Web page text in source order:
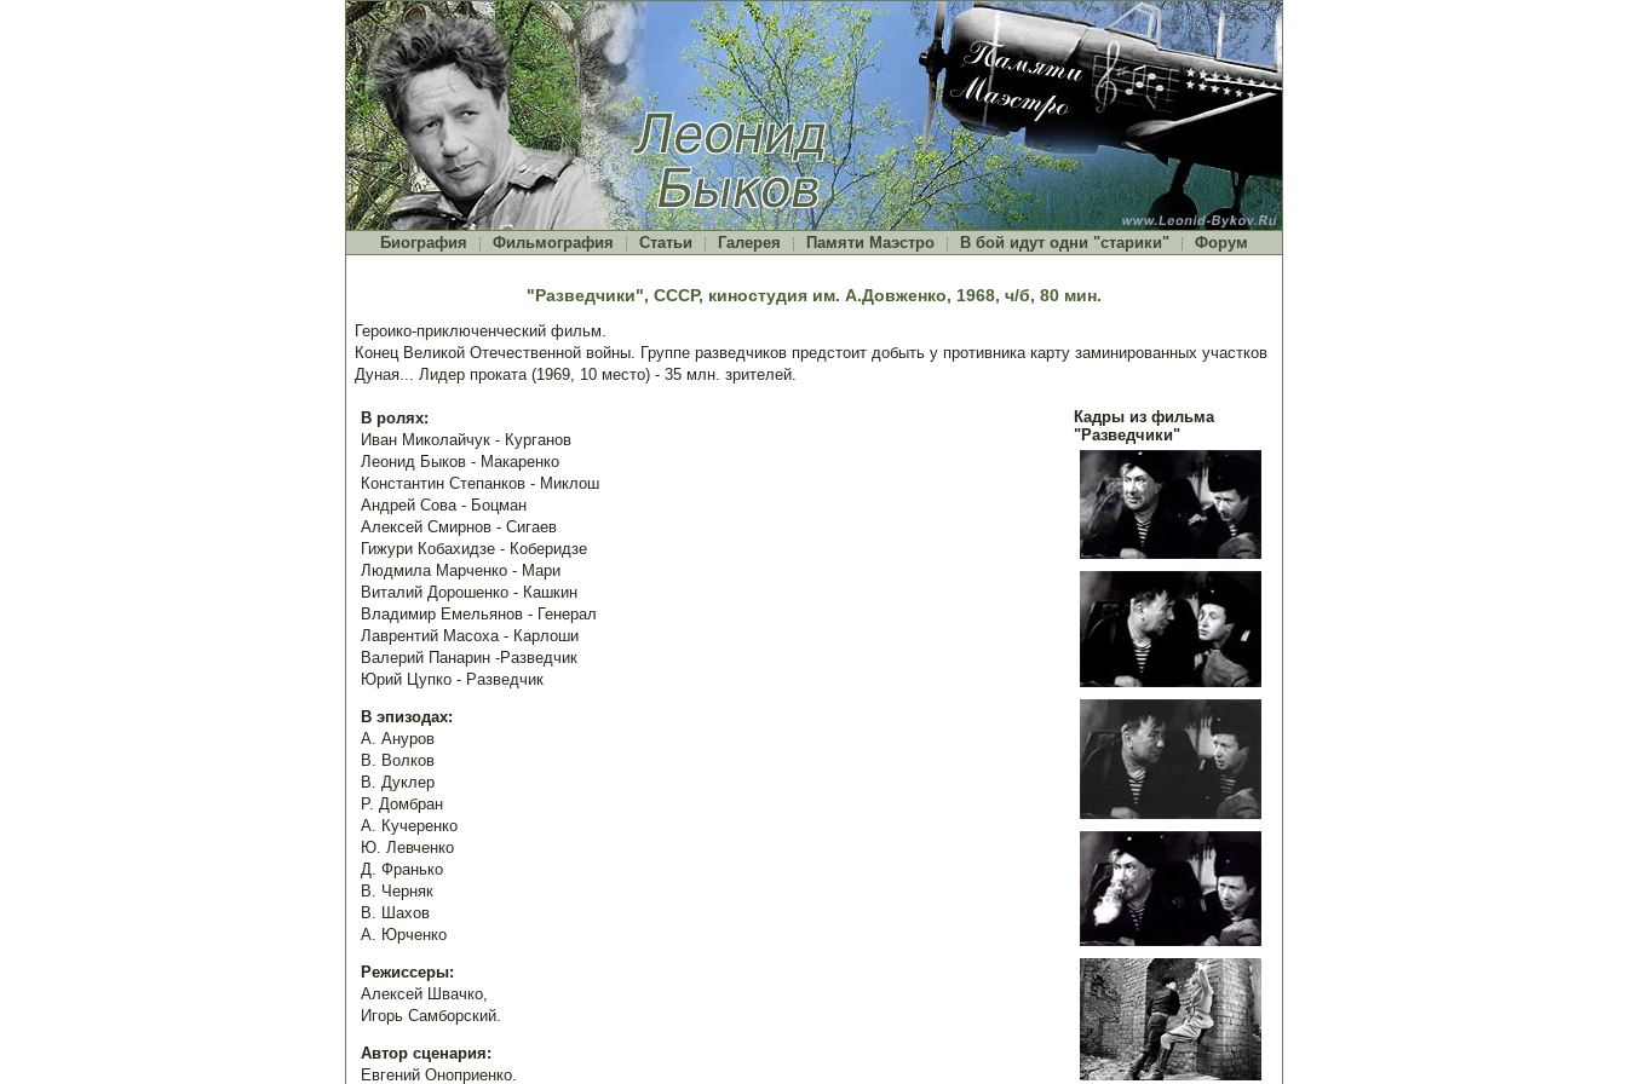
Биография Фильмография Статьи Галерея Памяти Маэстро В бой идут одни "старики" Форум
"Разведчики", СССР, киностудия им. А.Довженко, 1968, ч/б, 80 мин.
Героико-приключенческий фильм.
Конец Великой Отечественной войны. Группе разведчиков предстоит добыть у противника карту заминированных участков
Дуная... Лидер проката (1969, 10 место) - 35 млн. зрителей.
В ролях:
Иван Миколайчук - Курганов
Леонид Быков - Макаренко
Константин Степанков - Миклош
Андрей Сова - Боцман
Алексей Смирнов - Сигаев
Гижури Кобахидзе - Коберидзе
Людмила Марченко - Мари
Виталий Дорошенко - Кашкин
Владимир Емельянов - Генерал
Лаврентий Масоха - Карлоши
Валерий Панарин -Разведчик
Юрий Цупко - Разведчик
В эпизодах:
А. Ануров
В. Волков
В. Дуклер
Р. Домбран
А. Кучеренко
Ю. Левченко
Д. Франько
В. Черняк
В. Шахов
А. Юрченко
Режиссеры:
Алексей Швачко,
Игорь Самборский.
Автор сценария:
Евгений Оноприенко.
Кадры из фильма
"Разведчики"